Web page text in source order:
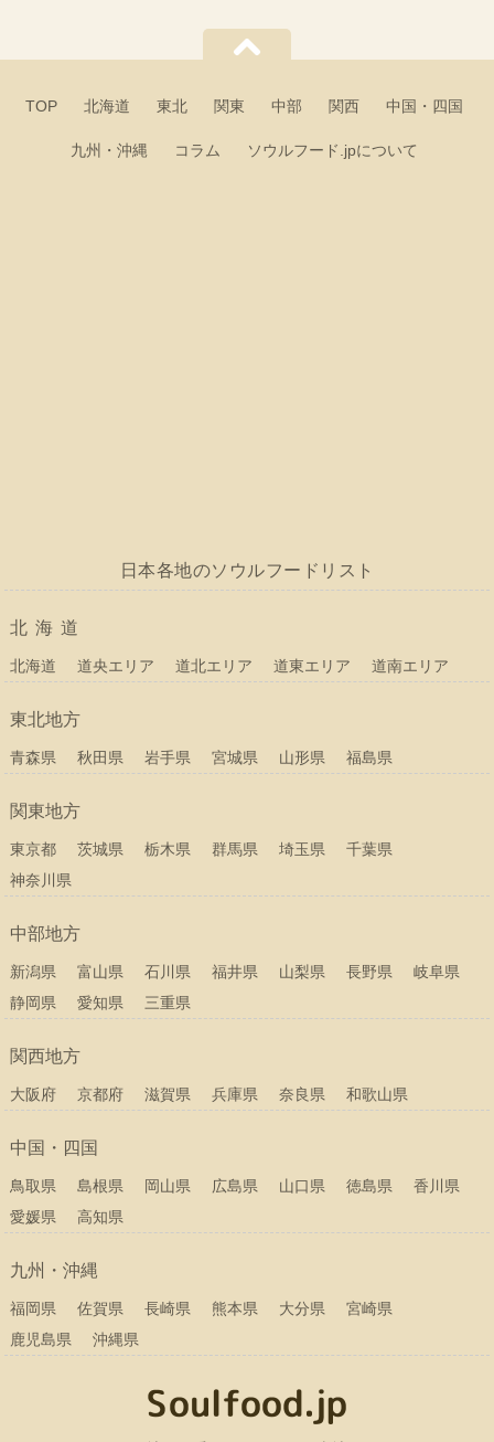
TOP 北海道 東北 関東 中部 関西 中国・四国
九州・沖縄 コラム ソウルフード.jpについて
日本各地のソウルフードリスト
北海道
北海道 道央エリア 道北エリア 道東エリア 道南エリア
東北地方
青森県 秋田県 岩手県 宮城県 山形県 福島県
関東地方
東京都 茨城県 栃木県 群馬県 埼玉県
千葉県
神奈川県
中部地方
新潟県 富山県 石川県 福井県 山梨県 長野県
岐阜県
静岡県
愛知県 三重県
関西地方
大阪府 京都府 滋賀県 兵庫県 奈良県 和歌山県
中国・四国
鳥取県 島根県 岡山県 広島県 山口県 徳島県
香川県
愛媛県
高知県
九州・沖縄
福岡県 佐賀県 長崎県 熊本県 大分県
宮崎県
鹿児島県
沖縄県